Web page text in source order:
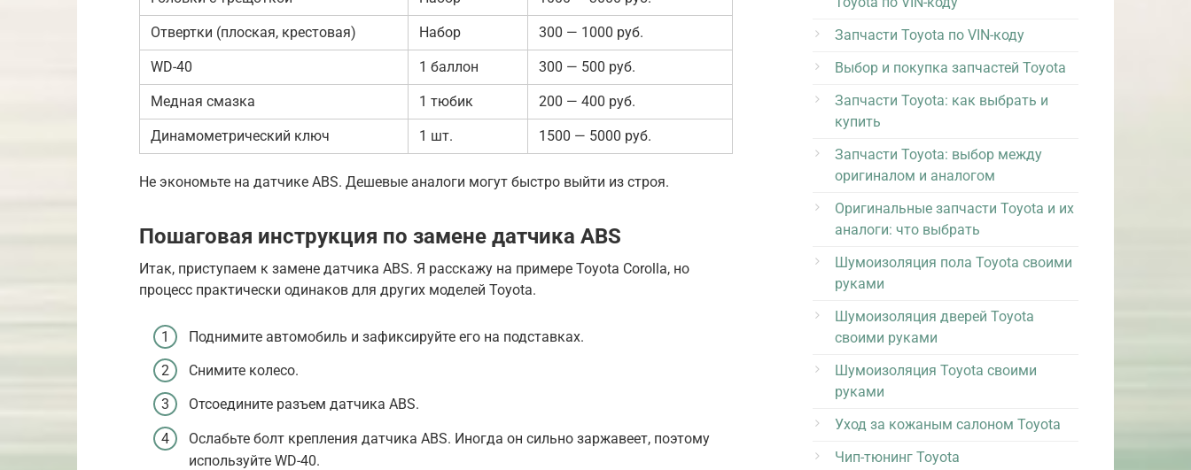
Отвертки (плоская, крестовая) Набор 300 — 1000 руб.
WD-40 1 баллон 300 — 500 руб.
Медная смазка 1 тюбик 200 — 400 руб.
Динамометрический ключ 1 шт. 1500 — 5000 руб.
Не экономьте на датчике ABS. Дешевые аналоги могут быстро выйти из строя.
Пошаговая инструкция по замене датчика ABS
Итак, приступаем к замене датчика ABS. Я расскажу на примере Toyota Corolla, но
процесс практически одинаков для других моделей Toyota.
Поднимите автомобиль и зафиксируйте его на подставках.
Снимите колесо.
Отсоедините разъем датчика ABS.
Ослабьте болт крепления датчика ABS. Иногда он сильно заржавеет, поэтому
используйте WD-40.
Запчасти Toyota по VIN-коду
Выбор и покупка запчастей Toyota
Запчасти Toyota: как выбрать и
купить
Запчасти Toyota: выбор между
оригиналом и аналогом
Оригинальные запчасти Toyota и их
аналоги: что выбрать
Шумоизоляция пола Toyota своими
руками
Шумоизоляция дверей Toyota
своими руками
Шумоизоляция Toyota своими
руками
Уход за кожаным салоном Toyota
Чип-тюнинг Toyota